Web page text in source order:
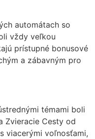
automátach so
vždy veľkou
prístupné bonusové
a zábavným pro
témami boli
Zvieracie Cesty od
viacerými voľnosťami,